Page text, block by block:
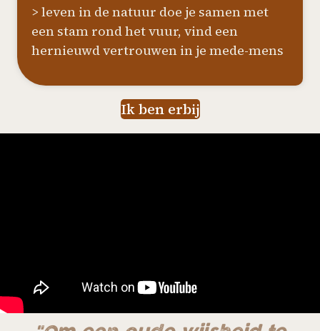
> leven in de natuur doe je samen met
een stam rond het vuur, vind een
hernieuwd vertrouwen in je mede-mens
Ik ben erbij